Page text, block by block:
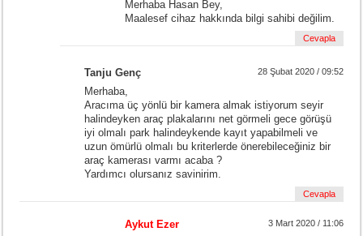
Merhaba Hasan Bey,
Maalesef cihaz hakkında bilgi sahibi değilim.
Cevapla
Tanju Genç 28 Şubat 2020 / 09:52
Merhaba,
Aracıma üç yönlü bir kamera almak istiyorum seyir
halindeyken araç plakalarını net görmeli gece görüşü
iyi olmalı park halindeykende kayıt yapabilmeli ve
uzun ömürlü olmalı bu kriterlerde önerebileceğiniz bir
araç kamerası varmı acaba ?
Yardımcı olursanız savinirim.
Cevapla
Aykut Ezer 3 Mart 2020 / 11:06